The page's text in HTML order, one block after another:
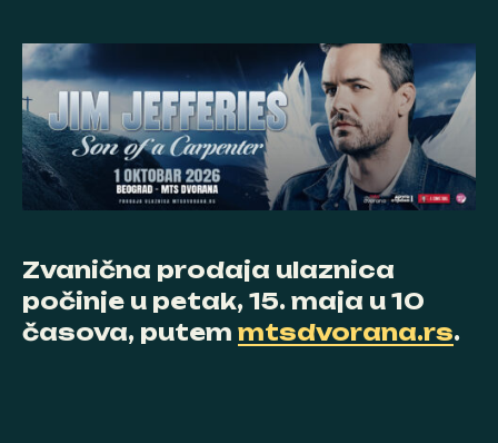
Zvanična prodaja ulaznica
počinje u petak, 15. maja u 10
časova, putem mtsdvorana.rs.